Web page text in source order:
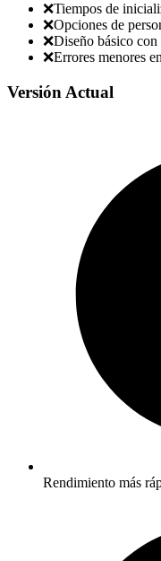
❌Tiempos de
❌Opciones de
❌Diseño básico con
❌Errores menores
Versión Actual
Rendimiento más